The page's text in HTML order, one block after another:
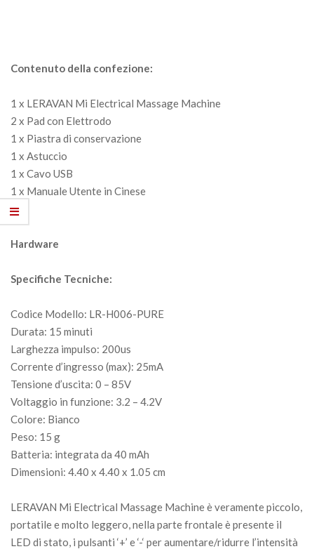
Contenuto della confezione:
1 x LERAVAN Mi Electrical Massage Machine
2 x Pad con Elettrodo
1 x Piastra di conservazione
1 x Astuccio
1 x Cavo USB
1 x Manuale Utente in Cinese
Hardware
Specifiche Tecniche:
Codice Modello: LR-H006-PURE
Durata: 15 minuti
Larghezza impulso: 200us
Corrente d’ingresso (max): 25mA
Tensione d’uscita: 0 – 85V
Voltaggio in funzione: 3.2 – 4.2V
Colore: Bianco
Peso: 15 g
Batteria: integrata da 40 mAh
Dimensioni: 4.40 x 4.40 x 1.05 cm
LERAVAN Mi Electrical Massage Machine è veramente piccolo,
portatile e molto leggero, nella parte frontale è presente il
LED di stato, i pulsanti ‘+’ e ‘-‘ per aumentare/ridurre l’intensità